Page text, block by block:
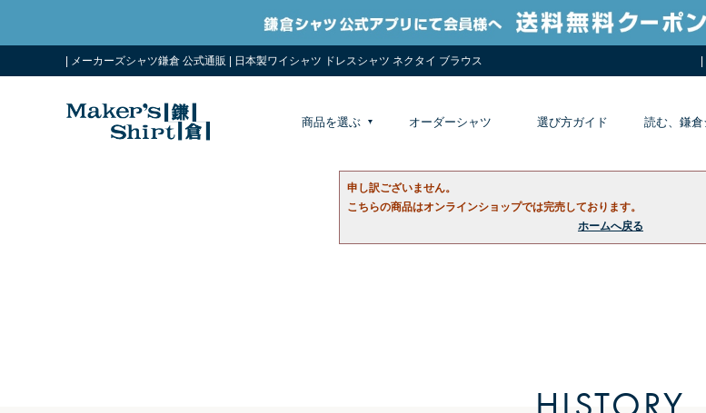
| メーカーズシャツ鎌倉 公式通販 | 日本製ワイシャツ ドレスシャツ ネクタイ ブラウス
商品を選ぶ オーダーシャツ 選び方ガイド 読む、鎌倉
申し訳ございません。
こちらの商品はオンラインショップでは完売しております。
ホームへ戻る